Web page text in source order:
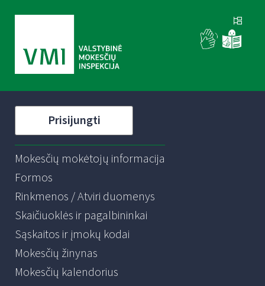
Prisijungti
Mokesčių mokėtojų informacija
Formos
Rinkmenos / Atviri duomenys
Skaičiuoklės ir pagalbininkai
Sąskaitos ir įmokų kodai
Mokesčių žinynas
Mokesčių kalendorius